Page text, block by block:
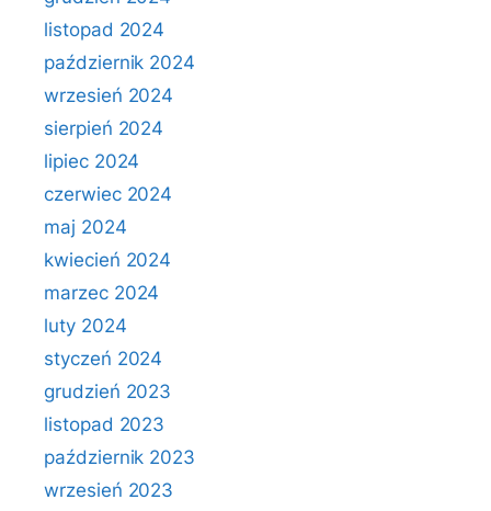
listopad 2024
październik 2024
wrzesień 2024
sierpień 2024
lipiec 2024
czerwiec 2024
maj 2024
kwiecień 2024
marzec 2024
luty 2024
styczeń 2024
grudzień 2023
listopad 2023
październik 2023
wrzesień 2023